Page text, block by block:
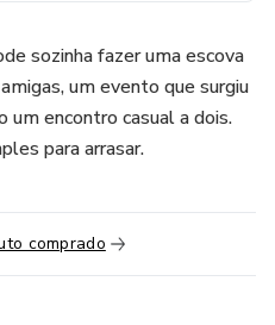
sozinha fazer uma escova
um evento que surgiu
encontro casual a dois.
para arrasar.
comprado